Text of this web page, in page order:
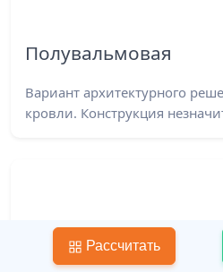
Полувальмовая
Вариант архитектурного
кровли. Конструкция
Рассчитать